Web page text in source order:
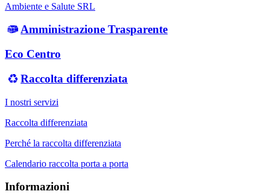
Ambiente e Salute SRL
Amministrazione Trasparente
Eco Centro
Raccolta differenziata
I nostri servizi
Raccolta differenziata
Perché la raccolta differenziata
Calendario raccolta porta a porta
Informazioni